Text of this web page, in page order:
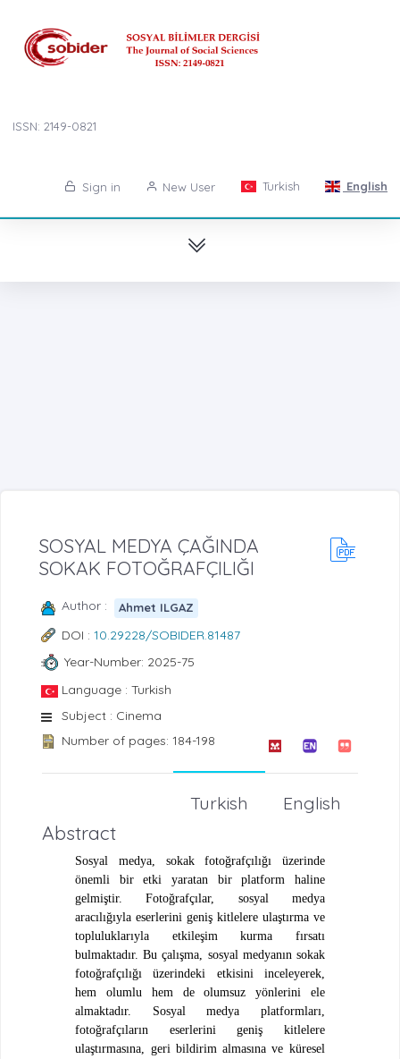
ISSN: 2149-0821
Sign in New User Turkish English
SOSYAL MEDYA ÇAĞINDA
SOKAK FOTOĞRAFÇILIĞI
Author : Ahmet ILGAZ
DOI : 10.29228/SOBIDER.81487
Year-Number: 2025-75
Language : Turkish
Subject : Cinema
Number of pages: 184-198
English
Turkish
Abstract
Sosyal medya, sokak fotoğrafçılığı üzerinde
önemli bir etki yaratan bir platform haline
gelmiştir.Fotoğrafçılar, sosyal medya
aracılığıyla eserlerini geniş kitlelere ulaştırma ve
topluluklarıyla etkileşim kurma fırsatı
bulmaktadır. Bu çalışma, sosyal medyanın sokak
fotoğrafçılığı üzerindeki etkisini inceleyerek,
hem olumlu hem de olumsuz yönlerini ele
almaktadır. Sosyal medya platformları,
fotoğrafçıların eserlerini geniş kitlelere
ulaştırmasına, geri bildirim almasına ve küresel